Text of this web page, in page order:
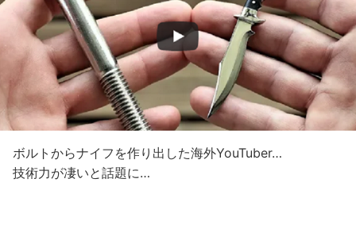
ボルトからナイフを作り出した海外YouTuber…
技術力が凄いと話題に…